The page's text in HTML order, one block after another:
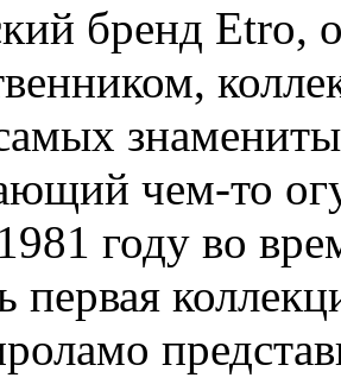
бренд Etro,
чем-то
году во
первая